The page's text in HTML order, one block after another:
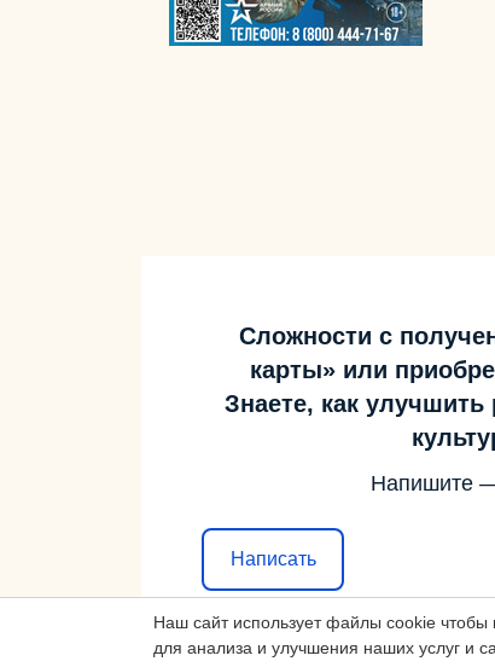
Наш сайт использует файлы cookie чтобы
для анализа и улучшения наших услуг и
Сложности с
карты» или
Знаете, как
Напишите
Написать